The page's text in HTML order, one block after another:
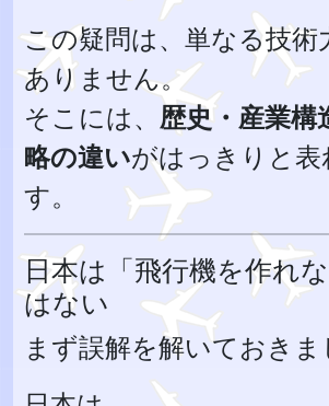
この疑問は、単なる技術
ありません。
そこには、 歴史・産業構
略の違いがはっきりと表
す。
日本は「飛行機を作れ
はない
まず誤解を解いておきま